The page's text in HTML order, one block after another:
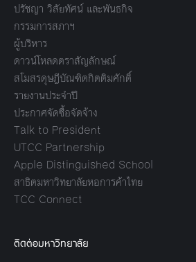
ปรัชญา วิสัยทัศน์ และพันธกิจ
กรรมการสภาฯ
ผู้บริหาร
ดาวน์โหลดตราสัญลักษณ์
สโมสรดุษฎีบัณฑิตกิตติมศักดิ์
รายงานประจำปี
ประกาศจัดซื้อจัดจ้าง
Talk to President
UTCC Partnership
Apple Distinguished School
สาธิตมหาวิทยาลัยหอการค้าไทย
TCC Connect
ติดต่อมหาวิทยาลัย